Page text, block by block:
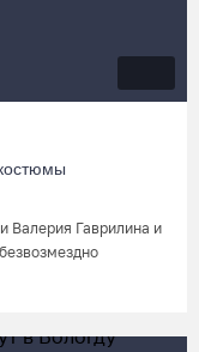
Валерия Гаврилина и